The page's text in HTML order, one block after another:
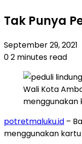
Tak Punya
September 29, 2021
02 minutes read
Wali Kota
menggunakan
potretmaluku.id –
menggunakan